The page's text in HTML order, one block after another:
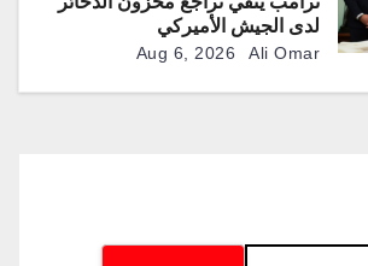
لدى الجيش الأميركي
Aug 6, 2026 Ali Omar